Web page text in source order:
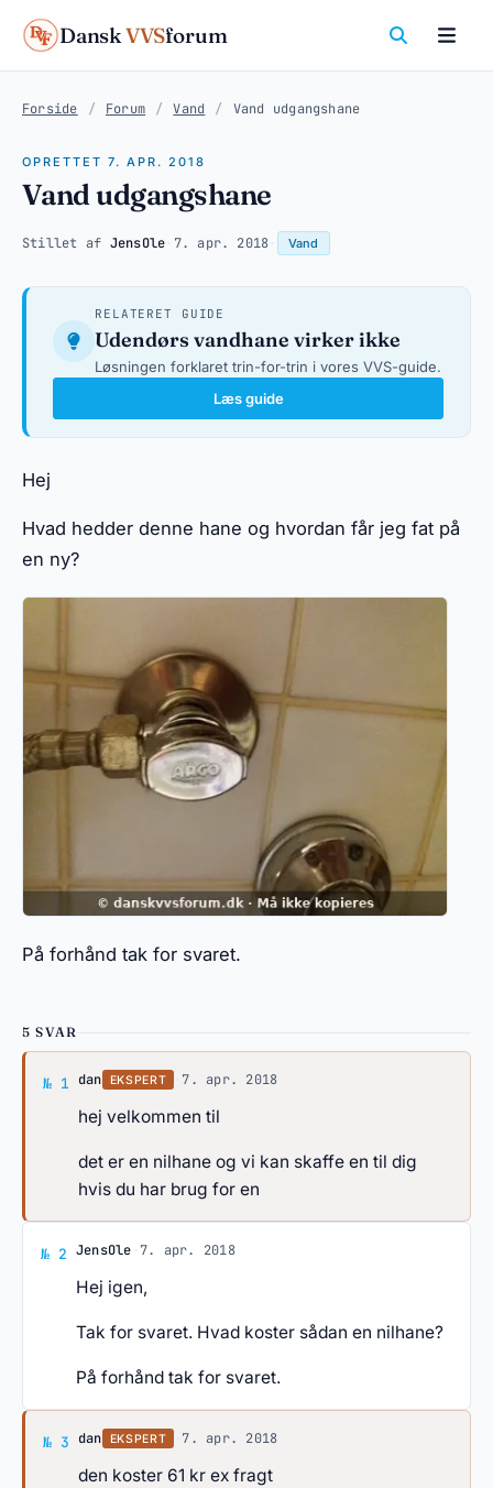
DanskVVSforum
Forside / Forum / Vand / Vand udgangshane
OPRETTET 7. APR. 2018
Vand udgangshane
Stillet af JensOle 7. apr. 2018 Vand
RELATERET GUIDE
Udendørs vandhane virker ikke
Løsningen forklaret trin-for-trin i vores VVS-guide.
Læs guide
Hej
Hvad hedder denne hane og hvordan får jeg fat på
en ny?
På forhånd tak for svaret.
5 SVAR
№ 1 Svar af dan
dan EKSPERT 7. apr. 2018
hej velkommen til
det er en nilhane og vi kan skaffe en til dig
hvis du har brug for en
№ 2 Svar af JensOle
JensOle · 7. apr. 2018
Hej igen,
Tak for svaret. Hvad koster sådan en nilhane?
På forhånd tak for svaret.
№ 3 Svar af dan
dan EKSPERT 7. apr. 2018
den koster 61 kr ex fragt